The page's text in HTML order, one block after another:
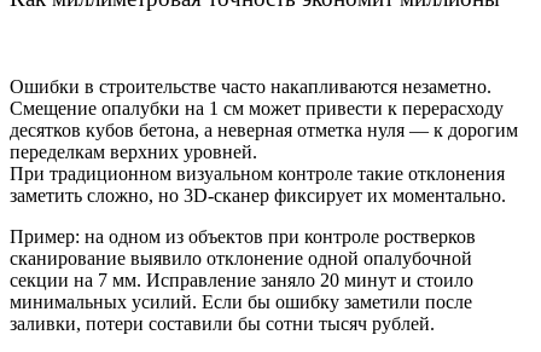
Ошибки в строительстве часто накапливаются незаметно.
Смещение опалубки на 1 см может привести к перерасходу
десятков кубов бетона, а неверная отметка нуля — к дорогим
переделкам верхних уровней.
При традиционном визуальном контроле такие отклонения
заметить сложно, но 3D-сканер фиксирует их моментально.
Пример: на одном из объектов при контроле ростверков
сканирование выявило отклонение одной опалубочной
секции на 7 мм. Исправление заняло 20 минут и стоило
минимальных усилий. Если бы ошибку заметили после
заливки, потери составили бы сотни тысяч рублей.